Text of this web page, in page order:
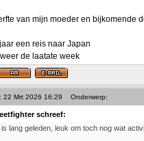
van mijn moeder en bijkomende
een reis naar Japan
de laatate week
22 Mrt 2026 16:29
Onderwerp:
schreef:
is lang geleden, leuk om toch nog wat